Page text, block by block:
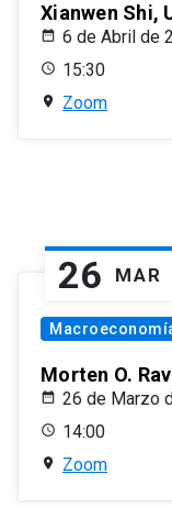
Xianwen Shi,
6 de Abril de
15:30
Zoom
26 MAR
Morten O.
26 de Marzo
14:00
Zoom